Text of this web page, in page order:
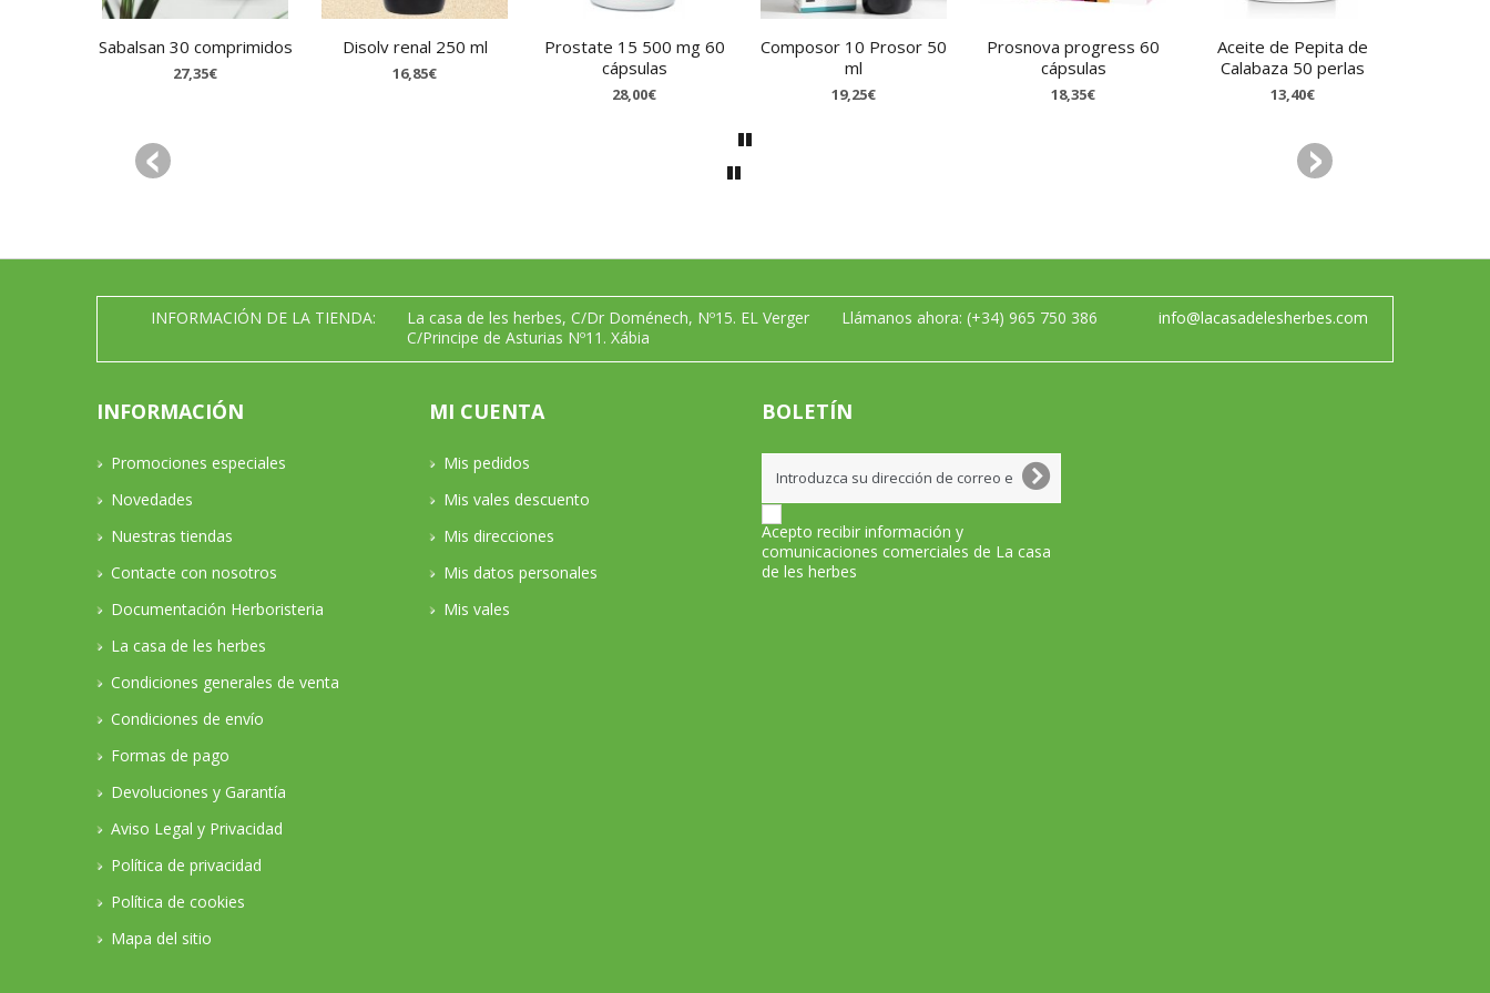
Sabalsan 30 comprimidos
27,35€
Disolv renal 250 ml
16,85€
Prostate 15 500 mg 60
cápsulas
28,00€
Composor 10 Prosor 50
ml
19,25€
Prosnova progress 60
cápsulas
18,35€
Aceite de Pepita de
Calabaza 50 perlas
13,40€
INFORMACIÓN DE LA TIENDA:
La casa de les herbes, C/Dr Doménech, Nº15. EL Verger
C/Principe de Asturias Nº11. Xábia
Llámanos ahora: (+34) 965 750 386 info@lacasadelesherbes.com
INFORMACIÓN
Promociones especiales
Novedades
Nuestras tiendas
Contacte con nosotros
Documentación Herboristeria
La casa de les herbes
Condiciones generales de venta
Condiciones de envío
Formas de pago
Devoluciones y Garantía
Aviso Legal y Privacidad
Política de privacidad
Política de cookies
Mapa del sitio
MI CUENTA
Mis pedidos
Mis vales descuento
Mis direcciones
Mis datos personales
Mis vales
BOLETÍN
Acepto recibir información y
comunicaciones comerciales de La casa
de les herbes